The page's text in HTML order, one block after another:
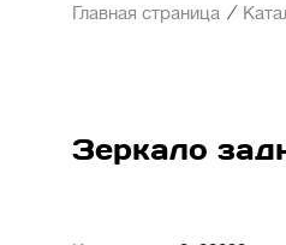
Главная страница /
Зеркало